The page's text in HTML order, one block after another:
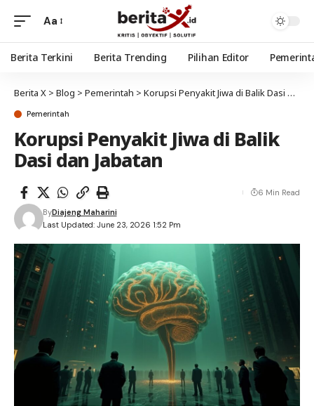
Aa
Berita Terkini Berita Trending Pilihan Editor
Berita X > Blog > Pemerintah > Korupsi Penyakit Jiwa di Balik Dasi dan Jabatan
Pemerintah
Korupsi Penyakit Jiwa di Balik
Dasi dan Jabatan
Last Updated: June 23, 2026 1:52 Pm
ByDiajeng Maharini
6 Min Read